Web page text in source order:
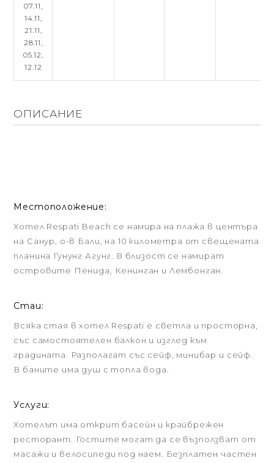
07.11,
14.11,
21.11,
28.11,
05.12,
12.12
ОПИСАНИЕ
Местоположение:
Хотел Respati Beach се намира на плажа в центъра
на Санур, о-в Бали, на 10 километра от свещената
планина Гунунг Агунг. В близост се намират
островите Пенида, Кенинган и Лембонган.
Стаи:
Всяка стая в хотел Respati е светла и просторна,
със самостоятелен балкон и изглед към
градината. Разполагат със сейф, минибар и сейф.
В баните има душ с топла вода.
Услуги:
Хотелът има открит басейн и крайбрежен
ресторант. Гостите могат да се възползват от
масажи и велосипеди под наем. Безплатен частен